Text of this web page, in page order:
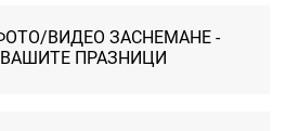
ВИДЕО ЗАСНЕМАНЕ -
ВАШИТЕ ПРАЗНИЦИ